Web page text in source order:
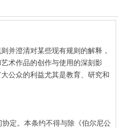
并澄清对某些现有规则的解释，
术作品的创作与使用的深刻影
公众的利益尤其是教育、研究和
定。本条约不得与除《伯尔尼公